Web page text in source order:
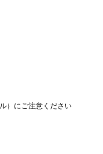
）にご注意ください